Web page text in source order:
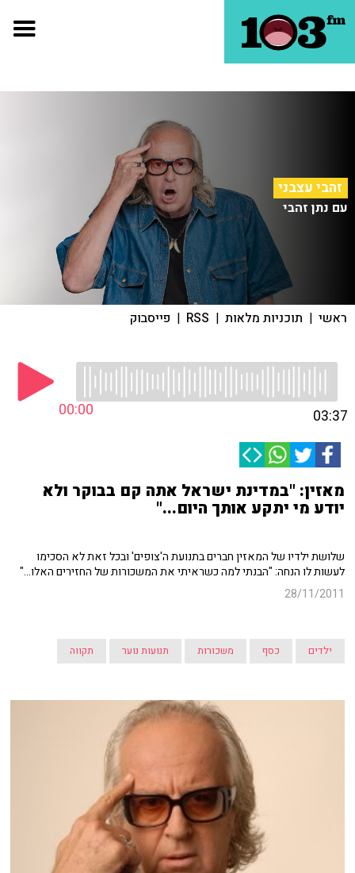
זהבי עצבני
עם נתן זהבי
ראשי | תוכניות מלאות |
RSS
| פייסבוק
00:00 03:37
מאזין: "במדינת ישראל אתה קם בבוקר ולא
יודע מי יתקע אותך היום..."
שלושת ילדיו של המאזין חברים בתנועת ה'צופים' ובכל זאת לא הסכימו
לעשות לו הנחה: "הבנתי למה כשראיתי את המשכורות של החזירים האלו..."
28/11/2011
ילדים כסף משכורות תנועות נוער תקווה